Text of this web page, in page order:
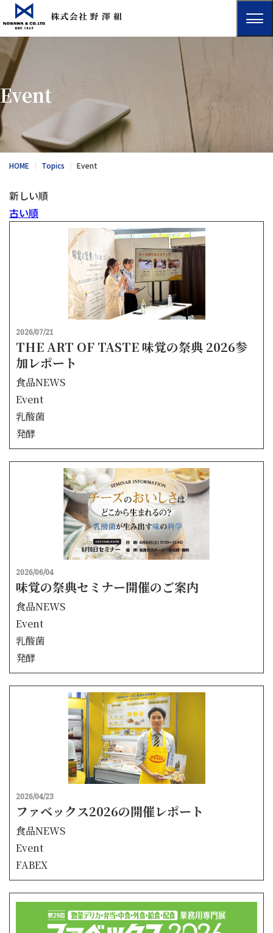
Event
HOME Topics Event
新しい順
古い順
2026/07/21
THE ART OF TASTE 味覚の祭典 2026参
加レポート
食品NEWS
Event
乳酸菌
発酵
2026/06/04
味覚の祭典セミナー開催のご案内
食品NEWS
Event
乳酸菌
発酵
2026/04/23
ファベックス2026の開催レポート
食品NEWS
Event
FABEX